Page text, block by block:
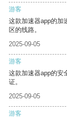
游客
这款加速器app的加
区的线路。
2025-09-05
游客
这款加速器app的安
证。
2025-09-05
游客